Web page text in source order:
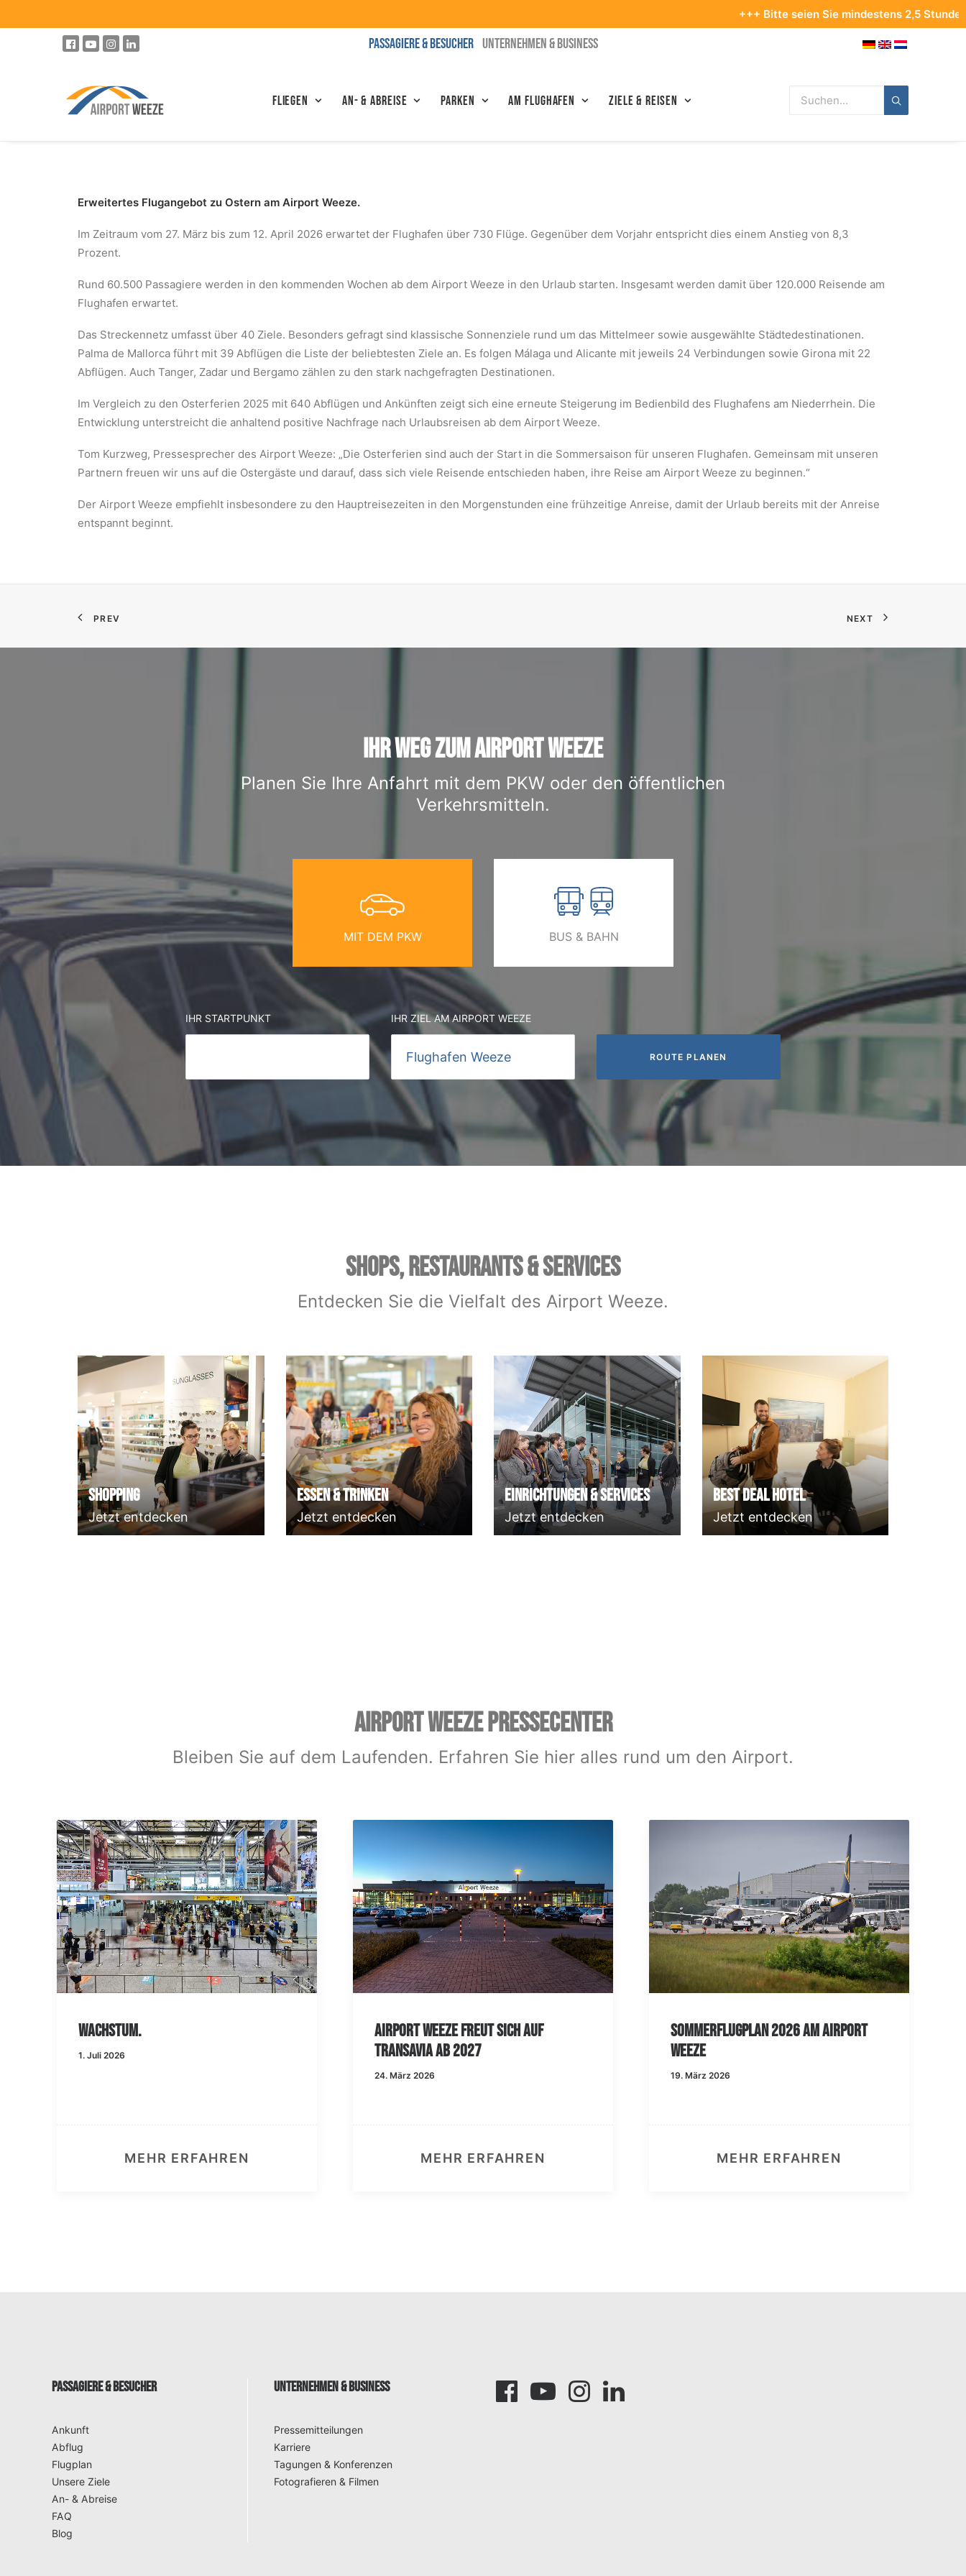
+++ Bitte seien Sie mindestens 2,5 Stunden vor
PASSAGIERE & BESUCHER UNTERNEHMEN & BUSINESS
Fliegen An- & Abreise Parken Am Flughafen Ziele & Reisen
Erweitertes Flugangebot zu Ostern am Airport Weeze.
Im Zeitraum vom 27. März bis zum 12. April 2026 erwartet der Flughafen über 730 Flüge. Gegenüber dem Vorjahr entspricht dies einem Anstieg von 8,3
Prozent.
Rund 60.500 Passagiere werden in den kommenden Wochen ab dem Airport Weeze in den Urlaub starten. Insgesamt werden damit über 120.000 Reisende am
Flughafen erwartet.
Das Streckennetz umfasst über 40 Ziele. Besonders gefragt sind klassische Sonnenziele rund um das Mittelmeer sowie ausgewählte Städtedestinationen.
Palma de Mallorca führt mit 39 Abflügen die Liste der beliebtesten Ziele an. Es folgen Málaga und Alicante mit jeweils 24 Verbindungen sowie Girona mit 22
Abflügen. Auch Tanger, Zadar und Bergamo zählen zu den stark nachgefragten Destinationen.
Im Vergleich zu den Osterferien 2025 mit 640 Abflügen und Ankünften zeigt sich eine erneute Steigerung im Bedienbild des Flughafens am Niederrhein. Die
Entwicklung unterstreicht die anhaltend positive Nachfrage nach Urlaubsreisen ab dem Airport Weeze.
Tom Kurzweg, Pressesprecher des Airport Weeze: „Die Osterferien sind auch der Start in die Sommersaison für unseren Flughafen. Gemeinsam mit unseren
Partnern freuen wir uns auf die Ostergäste und darauf, dass sich viele Reisende entschieden haben, ihre Reise am Airport Weeze zu beginnen.“
Der Airport Weeze empfiehlt insbesondere zu den Hauptreisezeiten in den Morgenstunden eine frühzeitige Anreise, damit der Urlaub bereits mit der Anreise
entspannt beginnt.
PREV NEXT
IHR WEG ZUM AIRPORT WEEZE
Planen Sie Ihre Anfahrt mit dem PKW oder den öffentlichen
Verkehrsmitteln.
MIT DEM PKW BUS & BAHN
IHR STARTPUNKT IHR ZIEL AM AIRPORT WEEZE
SHOPS, RESTAURANTS & SERVICES
Entdecken Sie die Vielfalt des Airport Weeze.
Shopping
Jetzt entdecken
Essen & Trinken
Jetzt entdecken
Einrichtungen & Services
Jetzt entdecken
Best deal Hotel
Jetzt entdecken
AIRPORT WEEZE PRESSECENTER
Bleiben Sie auf dem Laufenden. Erfahren Sie hier alles rund um den Airport.
Wachstum.
1. Juli 2026
MEHR ERFAHREN
Airport Weeze freut sich auf
Transavia ab 2027
24. März 2026
MEHR ERFAHREN
Sommerflugplan 2026 am Airport
Weeze
19. März 2026
MEHR ERFAHREN
PASSAGIERE & BESUCHER
Ankunft
Abflug
Flugplan
Unsere Ziele
An- & Abreise
FAQ
Blog
UNTERNEHMEN & BUSINESS
Pressemitteilungen
Karriere
Tagungen & Konferenzen
Fotografieren & Filmen